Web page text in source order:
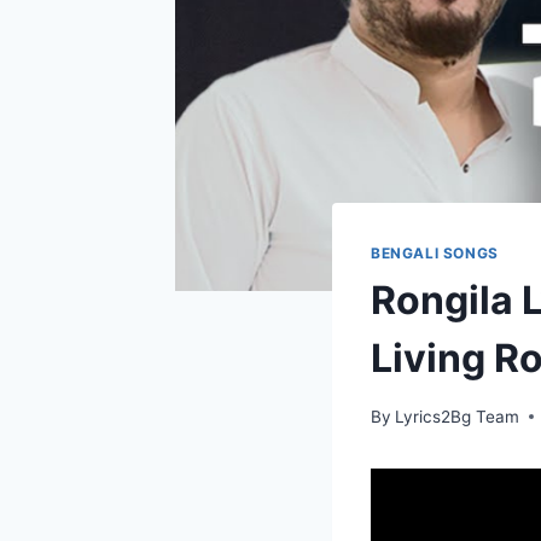
BENGALI SONGS
Rongila
Living
By Lyrics2Bg Team